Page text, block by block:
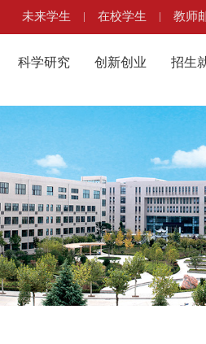
未来学生 | 在校学生 | 教师
科学研究 创新创业 招生